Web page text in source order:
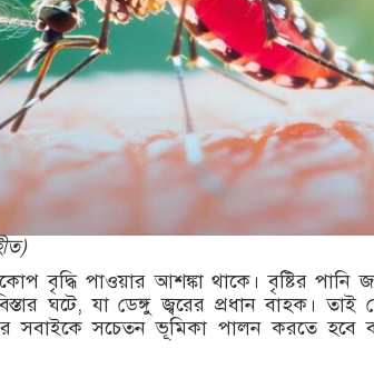
বৃদ্ধি পাওয়ার আশঙ্কা থাকে। বৃষ্টির পানি
ঘটে, যা ডেঙ্গু জ্বরের প্রধান বাহক। তাই
সবাইকে সচেতন ভূমিকা পালন করতে হবে বলে